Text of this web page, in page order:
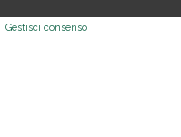
Gestisci consenso